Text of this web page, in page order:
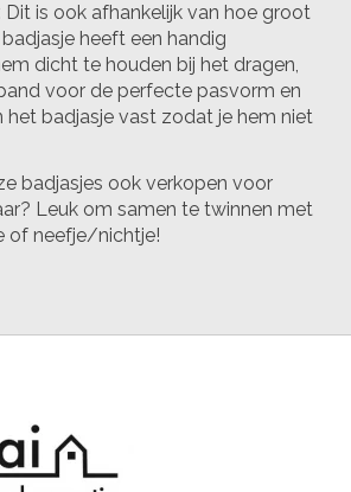
Dit is ook afhankelijk van hoe groot
heeft een handig
dicht te houden bij het dragen,
voor de perfecte pasvorm en
het badjasje vast zodat je hem niet
badjasjes ook verkopen voor
Leuk om samen te twinnen met
of neefje/nichtje!